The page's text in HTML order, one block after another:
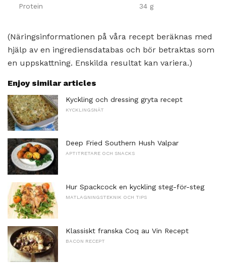
Protein 34 g
(Näringsinformationen på våra recept beräknas med
hjälp av en ingrediensdatabas och bör betraktas som
en uppskattning. Enskilda resultat kan variera.)
Enjoy similar articles
Kyckling och dressing gryta recept
KYCKLINGSNÄT
Deep Fried Southern Hush Valpar
APTITRETARE OCH SNACKS
Hur Spackcock en kyckling steg-för-steg
MATLAGNINGSTEKNIK OCH TIPS
Klassiskt franska Coq au Vin Recept
BACON RECEPT